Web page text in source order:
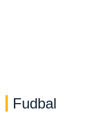
Fudbal